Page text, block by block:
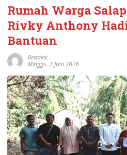
Rumah Warga
Rivky Anthony
Bantuan
Redaksi
Minggu, 7 Juni 2026